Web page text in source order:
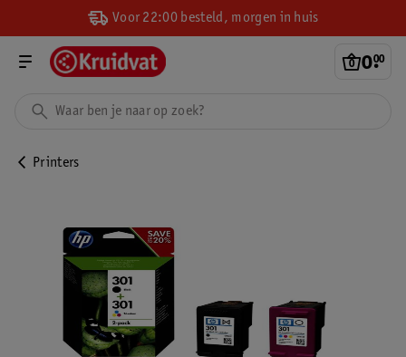
Voor 22:00 besteld, morgen in huis
0.
00
Printers